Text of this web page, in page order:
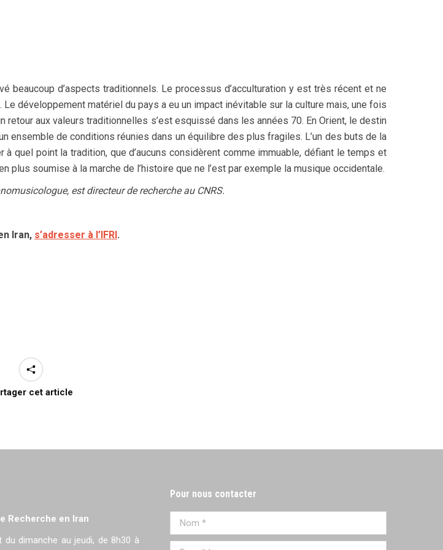
beaucoup d’aspects traditionnels. Le processus d’acculturation y est très récent et ne
Le développement matériel du pays a eu un impact inévitable sur la culture mais, une fois
retour aux valeurs traditionnelles s’est esquissé dans les années 70. En Orient, le destin
ensemble de conditions réunies dans un équilibre des plus fragiles. L’un des buts de la
quel point la tradition, que d’aucuns considèrent comme immuable, défiant le temps et
plus soumise à la marche de l’histoire que ne l’est par exemple la musique occidentale.
est directeur de recherche au CNRS.
Iran, s’adresser à l’IFRI.
cet article
Recherche en Iran
dimanche au jeudi, de 8h30 à
Pour nous contacter
Nom *